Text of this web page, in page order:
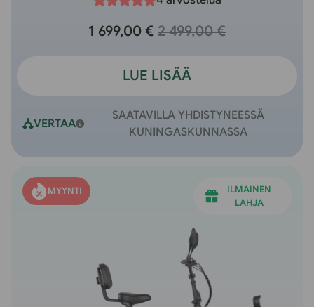
1 699,00 € 2 499,00 €
LUE LISÄÄ
VERTAA
SAATAVILLA YHDISTYNEESSÄ
KUNINGASKUNNASSA
MYYNTI
ILMAINEN
LAHJA